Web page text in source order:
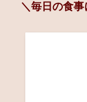
＼毎日の食